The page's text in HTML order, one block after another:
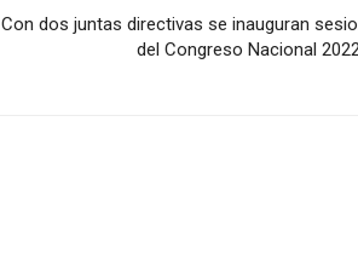
Con dos juntas directivas se inauguran
del Congreso Nacional